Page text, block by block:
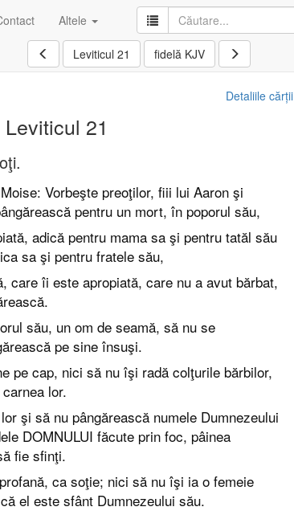
Altele
Leviticul 21 fidelă KJV
Detaliile cărții
Leviticul 21
Vorbeşte preoţilor, fiii lui Aaron şi
pentru un mort, în poporul său,
adică pentru mama sa şi pentru tatăl său
sa şi pentru fratele său,
care îi este apropiată, care nu a avut bărbat,
său, un om de seamă, să nu se
pe sine însuşi.
pe cap, nici să nu îşi radă colţurile bărbilor,
lor.
şi să nu pângărească numele Dumnezeului
DOMNULUI făcute prin foc, pâinea
fie sfinţi.
ca soţie; nici să nu îşi ia o femeie
el este sfânt Dumnezeului său.